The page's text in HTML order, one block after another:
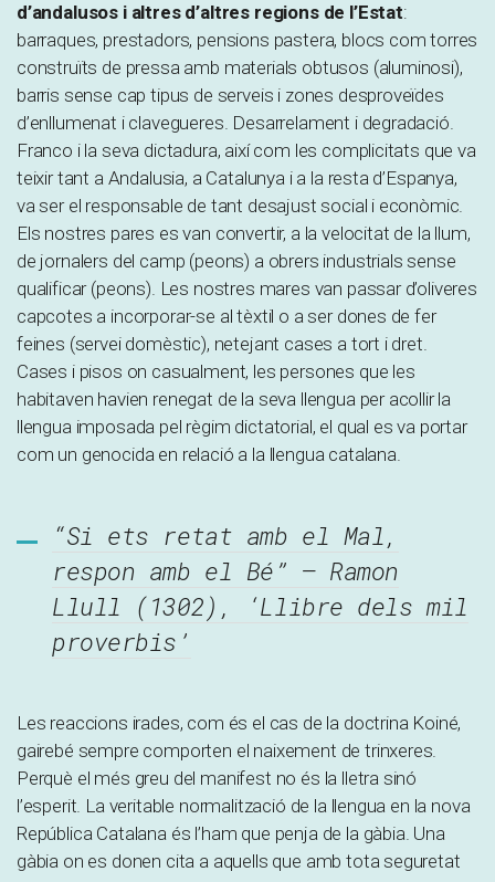
d’andalusos i altres d’altres regions de l’Estat:
barraques, prestadors, pensions pastera, blocs com torres
construïts de pressa amb materials obtusos (aluminosi),
barris sense cap tipus de serveis i zones desproveïdes
d’enllumenat i clavegueres. Desarrelament i degradació.
Franco i la seva dictadura, així com les complicitats que va
teixir tant a Andalusia, a Catalunya i a la resta d’Espanya,
va ser el responsable de tant desajust social i econòmic.
Els nostres pares es van convertir, a la velocitat de la llum,
de jornalers del camp (peons) a obrers industrials sense
qualificar (peons). Les nostres mares van passar d’oliveres
capcotes a incorporar-se al tèxtil o a ser dones de fer
feines (servei domèstic), netejant cases a tort i dret.
Cases i pisos on casualment, les persones que les
habitaven havien renegat de la seva llengua per acollir la
llengua imposada pel règim dictatorial, el qual es va portar
com un genocida en relació a la llengua catalana.
“Si ets retat amb el Mal,
respon amb el Bé” – Ramon
Llull (1302), ‘Llibre dels mil
proverbis’
Les reaccions irades, com és el cas de la doctrina Koiné,
gairebé sempre comporten el naixement de trinxeres.
Perquè el més greu del manifest no és la lletra sinó
l’esperit. La veritable normalització de la llengua en la nova
República Catalana és l’ham que penja de la gàbia. Una
gàbia on es donen cita a aquells que amb tota seguretat